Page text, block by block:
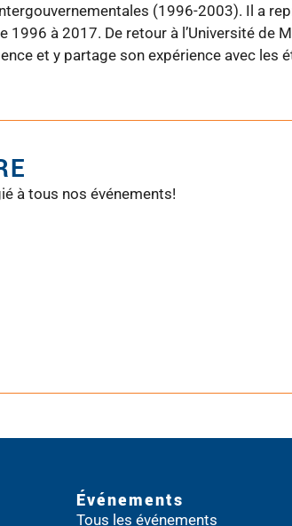
(1996-2003). Il a
à 2017. De retour à l’Université de
et y partage son expérience avec les
à tous nos événements!
Événements
Tous les événements